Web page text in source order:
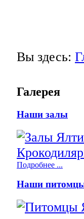
Вы здесь:
Галерея
Наши залы
Подробнее ...
Наши